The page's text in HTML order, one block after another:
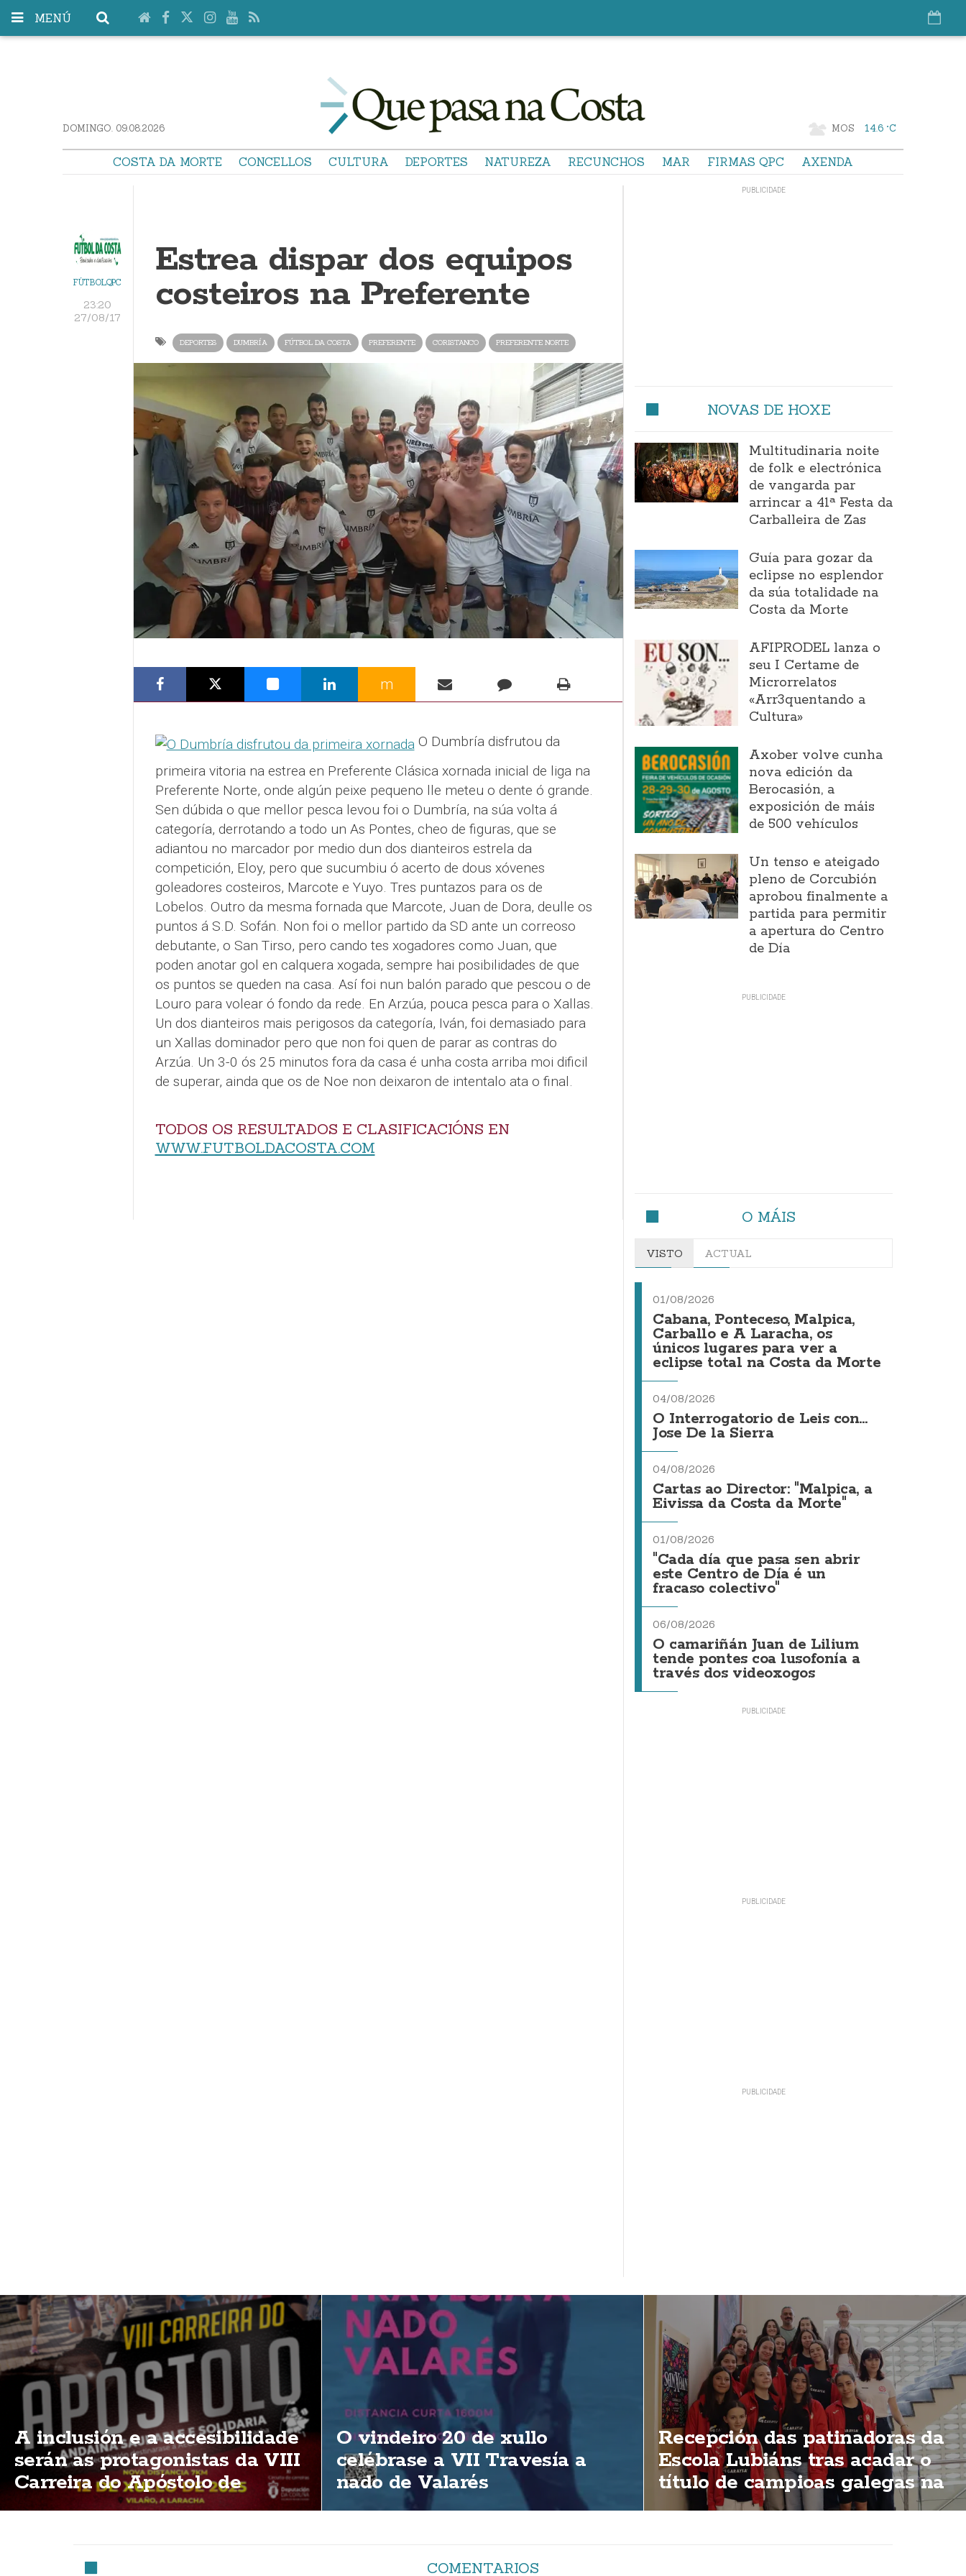
MENÚ
DOMINGO. 09.08.2026 MOS 14.6 °C
COSTA DA MORTE CONCELLOS CULTURA DEPORTES NATUREZA RECUNCHOS MAR FIRMAS QPC AXENDA
FÚTBOLQPC
23:20
27/08/17
Estrea dispar dos equipos
costeiros na Preferente
DEPORTES DUMBRÍA FÚTBOL DA COSTA PREFERENTE CORISTANCO PREFERENTE NORTE
m
O Dumbría disfrutou da
primeira vitoria na estrea en Preferente Clásica xornada inicial de liga na
Preferente Norte, onde algún peixe pequeno lle meteu o dente ó grande.
Sen dúbida o que mellor pesca levou foi o Dumbría, na súa volta á
categoría, derrotando a todo un As Pontes, cheo de figuras, que se
adiantou no marcador por medio dun dos dianteiros estrela da
competición, Eloy, pero que sucumbiu ó acerto de dous xóvenes
goleadores costeiros, Marcote e Yuyo. Tres puntazos para os de
Lobelos. Outro da mesma fornada que Marcote, Juan de Dora, deulle os
puntos á S.D. Sofán. Non foi o mellor partido da SD ante un correoso
debutante, o San Tirso, pero cando tes xogadores como Juan, que
poden anotar gol en calquera xogada, sempre hai posibilidades de que
os puntos se queden na casa. Así foi nun balón parado que pescou o de
Louro para volear ó fondo da rede. En Arzúa, pouca pesca para o Xallas.
Un dos dianteiros mais perigosos da categoría, Iván, foi demasiado para
un Xallas dominador pero que non foi quen de parar as contras do
Arzúa. Un 3-0 ós 25 minutos fora da casa é unha costa arriba moi dificil
de superar, ainda que os de Noe non deixaron de intentalo ata o final.
TODOS OS RESULTADOS E CLASIFICACIÓNS EN
WWW.FUTBOLDACOSTA.COM
NOVAS DE HOXE
Multitudinaria noite
de folk e electrónica
de vangarda par
arrincar a 41ª Festa da
Carballeira de Zas
Guía para gozar da
eclipse no esplendor
da súa totalidade na
Costa da Morte
AFIPRODEL lanza o
seu I Certame de
Microrrelatos
«Arr3quentando a
Cultura»
Axober volve cunha
nova edición da
Berocasión, a
exposición de máis
de 500 vehículos
Un tenso e ateigado
pleno de Corcubión
aprobou finalmente a
partida para permitir
a apertura do Centro
de Día
O MÁIS
VISTO ACTUAL
01/08/2026
Cabana, Ponteceso, Malpica,
Carballo e A Laracha, os
únicos lugares para ver a
eclipse total na Costa da Morte
04/08/2026
O Interrogatorio de Leis con...
Jose De la Sierra
04/08/2026
Cartas ao Director: "Malpica, a
Eivissa da Costa da Morte"
01/08/2026
"Cada día que pasa sen abrir
este Centro de Día é un
fracaso colectivo"
06/08/2026
O camariñán Juan de Lilium
tende pontes coa lusofonía a
través dos videoxogos
A inclusión e a accesibilidade
serán as protagonistas da VIII
Carreira do Apóstolo de
Vilaño
O vindeiro 20 de xullo
celébrase a VII Travesía a
nado de Valarés
Recepción das patinadoras da
Escola Lubiáns tras acadar o
título de campioas galegas na
modalidas "ShoW"
COMENTARIOS